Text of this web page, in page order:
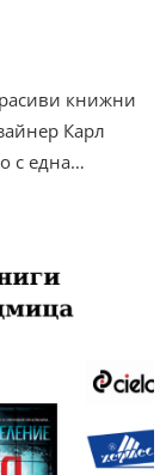
книжни
Карл
с една…